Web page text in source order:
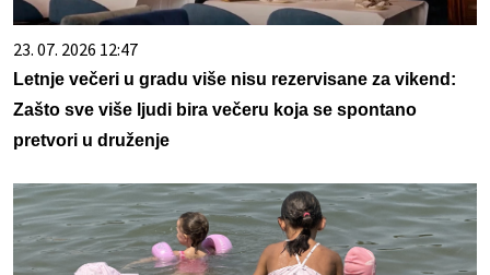
23. 07. 2026 12:47
Letnje večeri u gradu više nisu rezervisane za vikend:
Zašto sve više ljudi bira večeru koja se spontano
pretvori u druženje